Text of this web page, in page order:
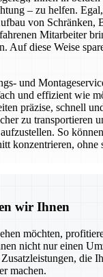
– zu helfen.
von Schränken,
Mitarbeiter
Auf diese Weise
und
und effizient wie
präzise, schnell
zu transportieren
So
konzentrieren,
wir Ihnen
möchten,
nicht nur einen
die
machen.